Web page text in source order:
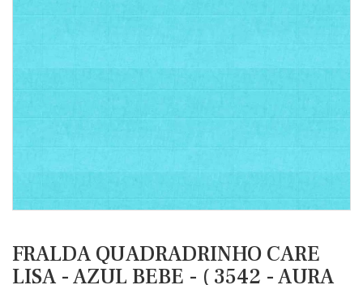
FRALDA QUADRADRINHO CARE
LISA - AZUL BEBE - ( 3542 - AURA